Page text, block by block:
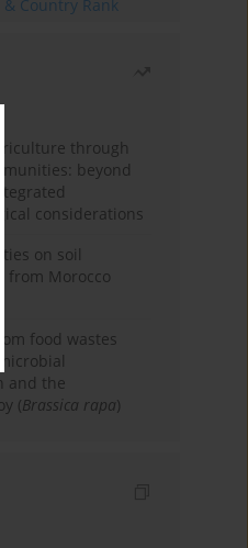
through
beyond
considerations
on soil
from Morocco
food wastes
and the
(Brassica rapa)